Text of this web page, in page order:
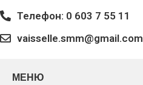
Телефон: 0 603 7 55 11
vaisselle.smm@gmail.com
МЕНЮ